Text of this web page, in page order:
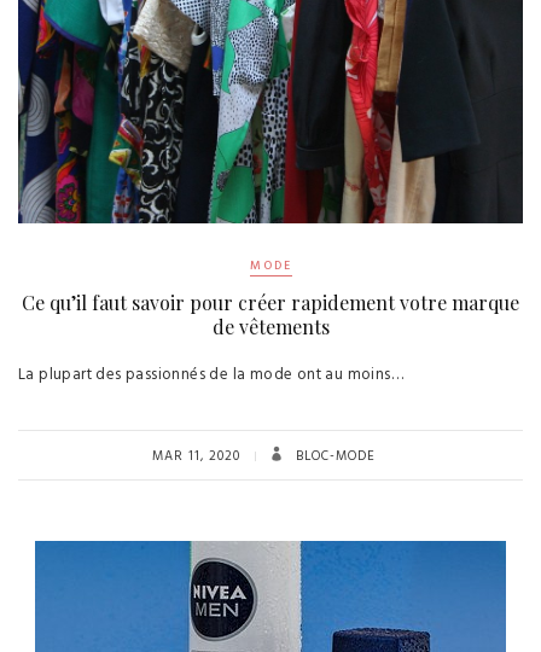
MODE
Ce qu’il faut savoir pour créer rapidement votre marque
de vêtements
La plupart des passionnés de la mode ont au moins…
MAR 11, 2020 BLOC-MODE